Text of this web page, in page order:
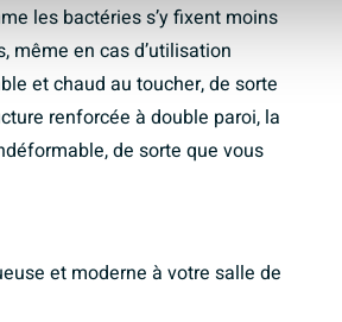
les bactéries s’y fixent moins
en cas d’utilisation
et chaud au toucher, de sorte
renforcée à double paroi, la
de sorte que vous
et moderne à votre salle de